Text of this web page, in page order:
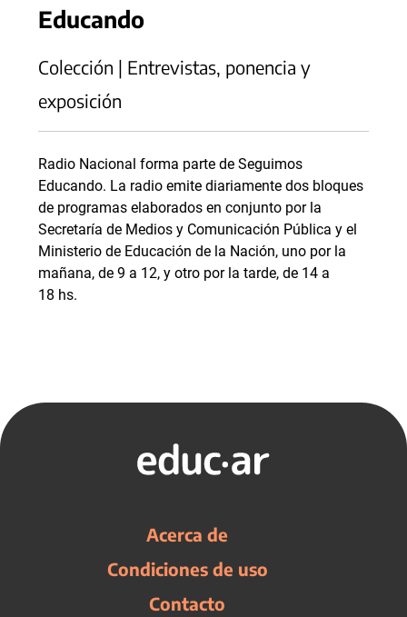
Educando
Colección | Entrevistas, ponencia y
exposición
Radio Nacional forma parte de Seguimos
Educando. La radio emite diariamente dos bloques
de programas elaborados en conjunto por la
Secretaría de Medios y Comunicación Pública y el
Ministerio de Educación de la Nación, uno por la
mañana, de 9 a 12, y otro por la tarde, de 14 a
18 hs.
Acerca de
Condiciones de uso
Contacto